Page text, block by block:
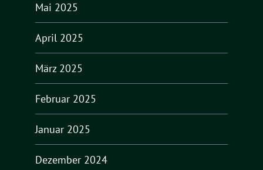
Mai 2025
April 2025
März 2025
Februar 2025
Januar 2025
Dezember 2024